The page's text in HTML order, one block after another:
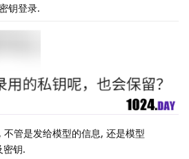
钥登录.
管是发给模型的信息, 还是模型
密钥.